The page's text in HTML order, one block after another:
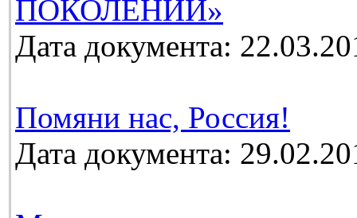
ПОКОЛЕНИЙ»
Дата документа:
Помяни нас, Россия!
Дата документа: